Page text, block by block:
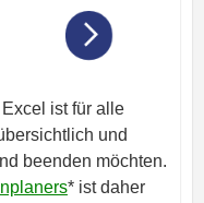
ist für alle
und
beenden möchten.
* ist daher